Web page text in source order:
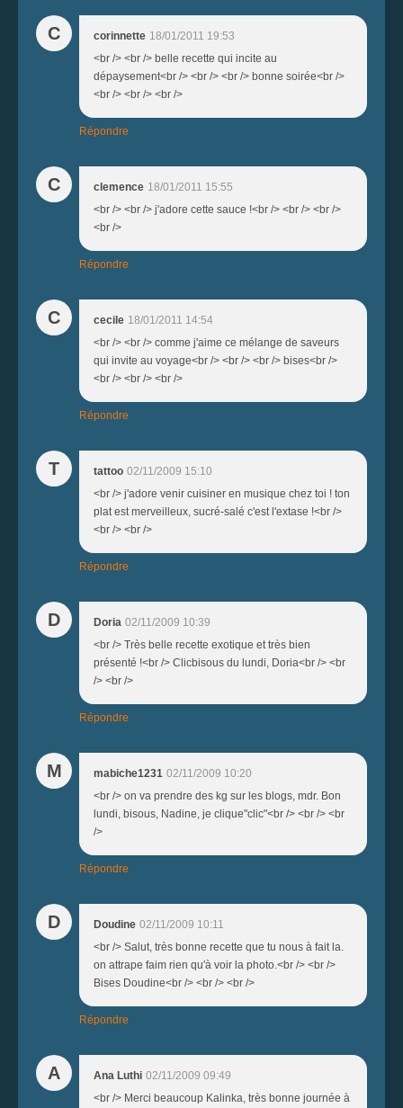
C corinnette 18/01/2011 19:53
<br /> <br /> belle recette qui incite au
dépaysement<br /> <br /> <br /> bonne soirée<br />
<br /> <br /> <br />
Répondre
C clemence 18/01/2011 15:55
<br /> <br /> j'adore cette sauce !<br /> <br /> <br />
<br />
Répondre
C cecile 18/01/2011 14:54
<br /> <br /> comme j'aime ce mélange de saveurs
qui invite au voyage<br /> <br /> <br /> bises<br />
<br /> <br /> <br />
Répondre
T tattoo 02/11/2009 15:10
<br /> j'adore venir cuisiner en musique chez toi ! ton
plat est merveilleux, sucré-salé c'est l'extase !<br />
<br /> <br />
Répondre
D Doria 02/11/2009 10:39
<br /> Très belle recette exotique et très bien
présenté !<br /> Clicbisous du lundi, Doria<br /> <br
/> <br />
Répondre
M mabiche1231 02/11/2009 10:20
<br /> on va prendre des kg sur les blogs, mdr. Bon
lundi, bisous, Nadine, je clique"clic"<br /> <br /> <br
/>
Répondre
D Doudine 02/11/2009 10:11
<br /> Salut, très bonne recette que tu nous à fait la.
on attrape faim rien qu'à voir la photo.<br /> <br />
Bises Doudine<br /> <br /> <br />
Répondre
A Ana Luthi 02/11/2009 09:49
<br /> Merci beaucoup Kalinka, très bonne journée à